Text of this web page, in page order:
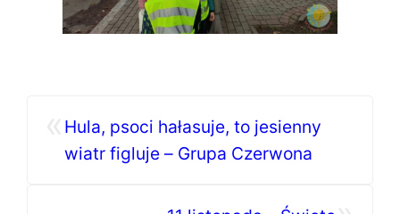
Hula, psoci hałasuje, to jesienny
wiatr figluje – Grupa Czerwona